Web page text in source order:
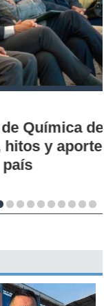
Química de
y aporte